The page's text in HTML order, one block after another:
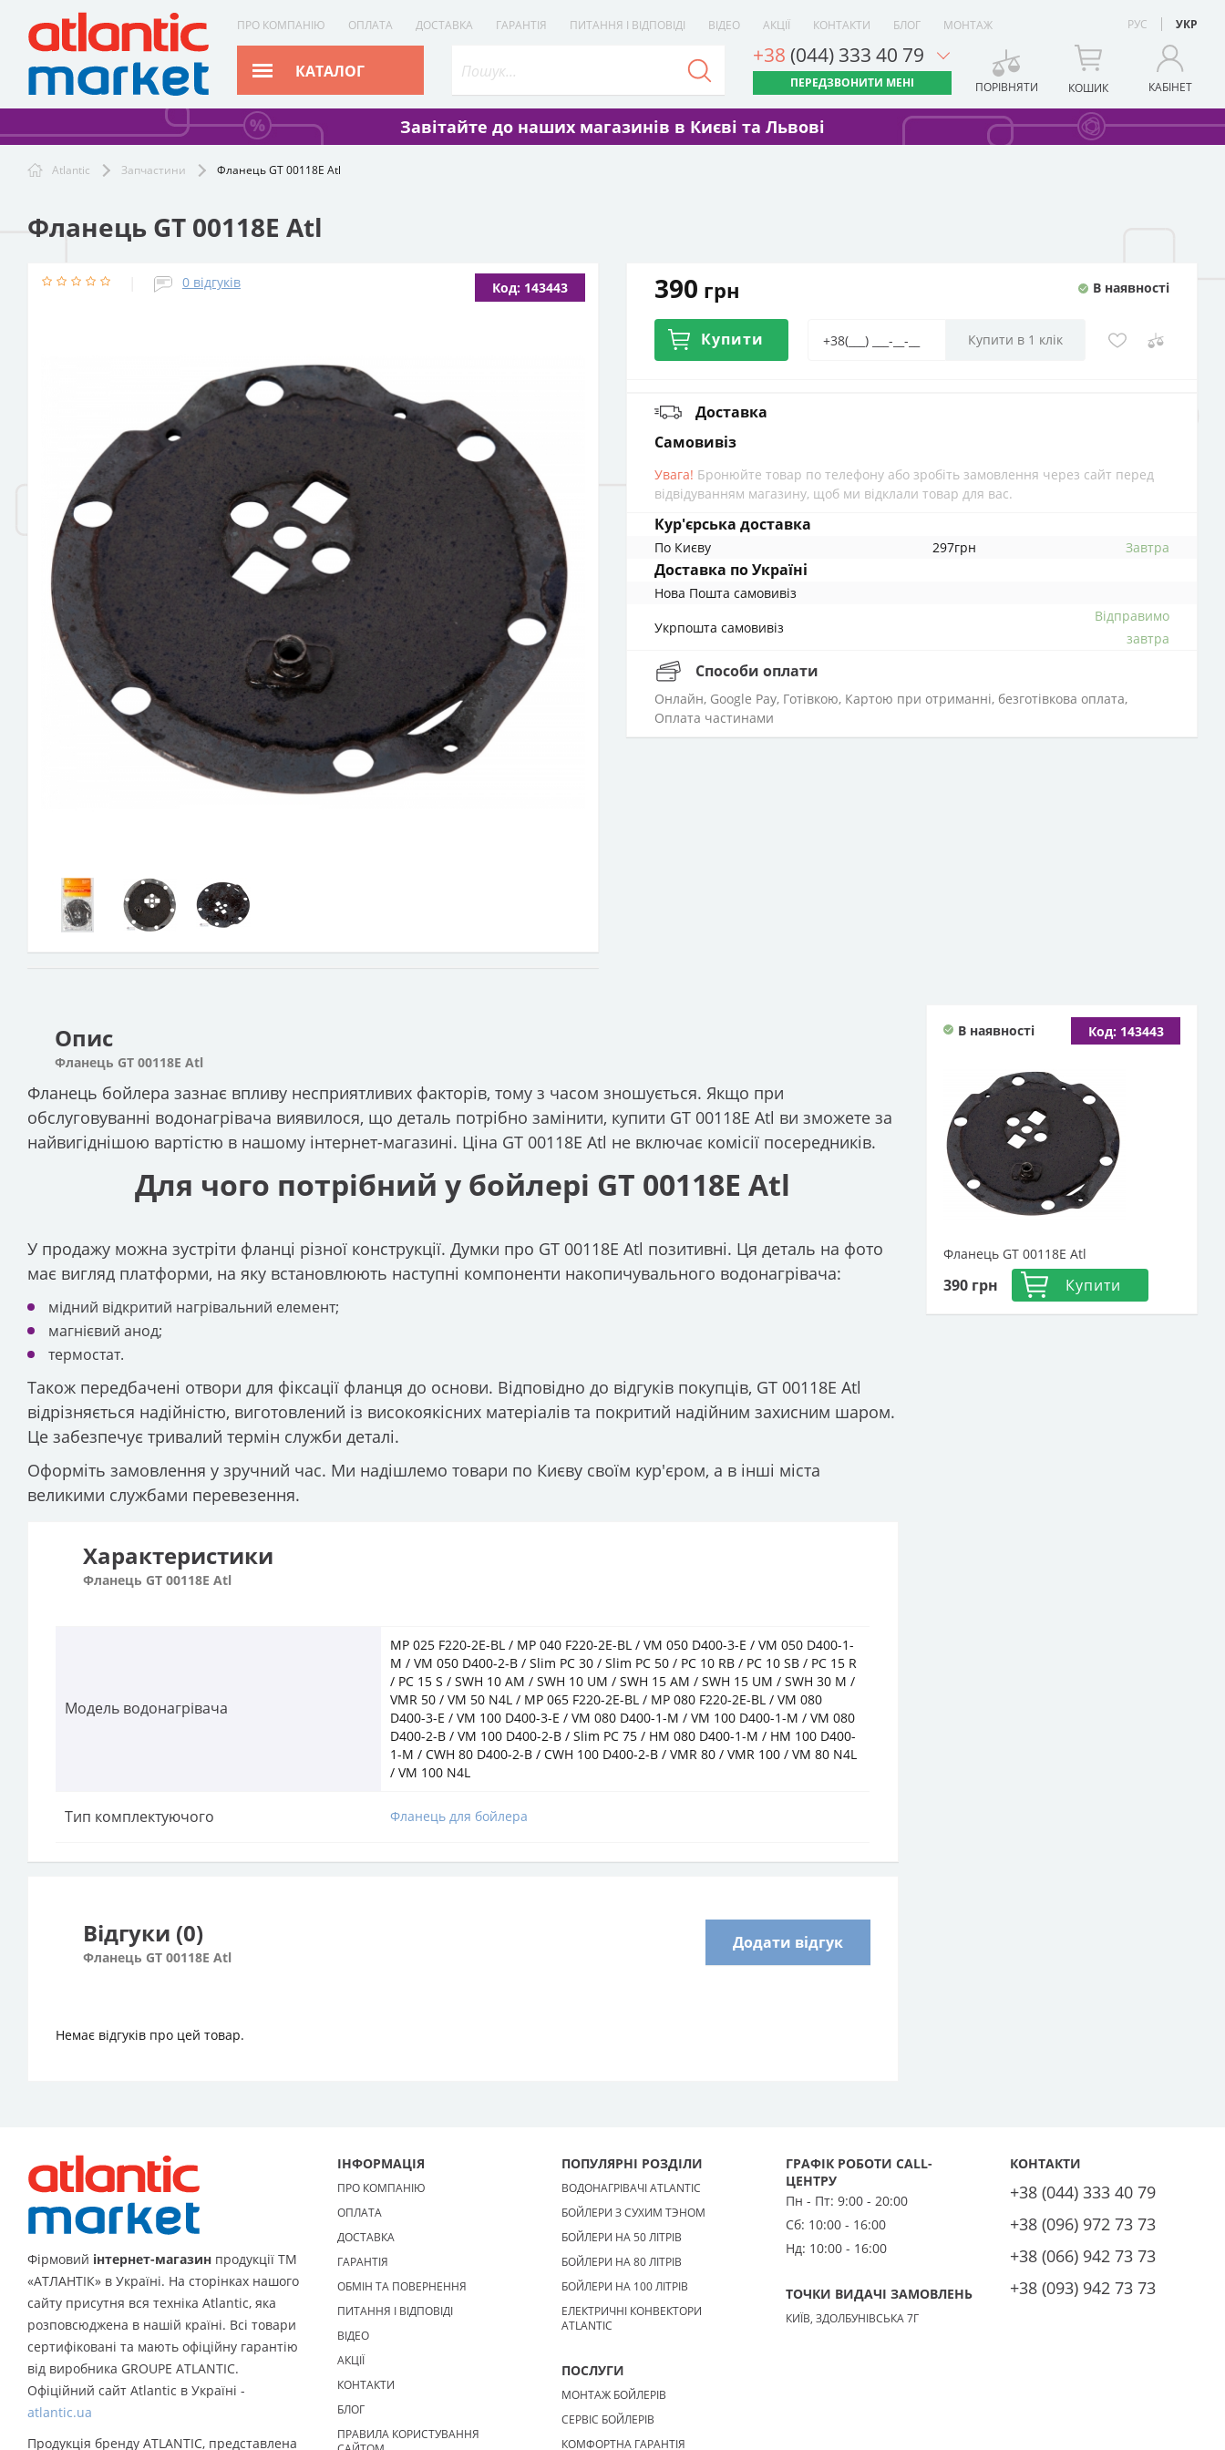
ПРО КОМПАНІЮ ОПЛАТА ДОСТАВКА ГАРАНТІЯ ПИТАННЯ І ВІДПОВІДІ ВІДЕО АКЦІЇ КОНТАКТИ БЛОГ МОНТАЖ РУС УКР
КАТАЛОГ
+38 (044) 333 40 79
ПЕРЕДЗВОНИТИ МЕНІ ПОРІВНЯТИ КОШИК КАБІНЕТ
Завітайте до наших магазинів в Києві та Львові
Atlantic Запчастини Фланець GT 00118E Atl
Фланець GT 00118E Atl
0 відгуків Код: 143443 В наявності
390 грн
Купити
Доставка
cамовивіз
Увага! Бронюйте товар по телефону або зробіть замовлення через сайт перед
відвідуванням магазину, щоб ми відклали товар для вас.
Кур'єрська доставка
По Києву 297грн Завтра
Доставка по Україні
Нова Пошта cамовивіз
Укрпошта cамовивіз
Відправимо
завтра
Способи оплати
Онлайн, Google Pay, Готівкою, Картою при отриманні, безготівкова оплата,
Оплата частинами
Опис
Фланець GT 00118E Atl
Фланець бойлера зазнає впливу несприятливих факторів, тому з часом зношується. Якщо при
обслуговуванні водонагрівача виявилося, що деталь потрібно замінити, купити GT 00118E Atl ви зможете за
найвигіднішою вартістю в нашому інтернет-магазині. Ціна GT 00118E Atl не включає комісії посередників.
Для чого потрібний у бойлері GT 00118E Atl
У продажу можна зустріти фланці різної конструкції. Думки про GT 00118E Atl позитивні. Ця деталь на фото
має вигляд платформи, на яку встановлюють наступні компоненти накопичувального водонагрівача:
мідний відкритий нагрівальний елемент;
магнієвий анод;
термостат.
Також передбачені отвори для фіксації фланця до основи. Відповідно до відгуків покупців, GT 00118E Atl
відрізняється надійністю, виготовлений із високоякісних матеріалів та покритий надійним захисним шаром.
Це забезпечує тривалий термін служби деталі.
Оформіть замовлення у зручний час. Ми надішлемо товари по Києву своїм кур'єром, а в інші міста
великими службами перевезення.
Характеристики
Фланець GT 00118E Atl
Модель водонагрівача
MP 025 F220-2E-BL / MP 040 F220-2E-BL / VM 050 D400-3-E / VM 050 D400-1-
M / VM 050 D400-2-B / Slim PC 30 / Slim PC 50 / PC 10 RB / PC 10 SB / PC 15 R
/ PC 15 S / SWH 10 AM / SWH 10 UM / SWH 15 AM / SWH 15 UM / SWH 30 M /
VMR 50 / VM 50 N4L / MP 065 F220-2E-BL / MP 080 F220-2E-BL / VM 080
D400-3-E / VM 100 D400-3-E / VM 080 D400-1-M / VM 100 D400-1-M / VM 080
D400-2-B / VM 100 D400-2-B / Slim PC 75 / HM 080 D400-1-M / HM 100 D400-
1-M / CWH 80 D400-2-B / CWH 100 D400-2-B / VMR 80 / VMR 100 / VM 80 N4L
/ VM 100 N4L
Тип комплектуючого Фланець для бойлера
Відгуки (0)
Фланець GT 00118E Atl
Додати відгук
Немає відгуків про цей товар.
В наявності Код: 143443
Фланець GT 00118E Atl
390грн Купити
Фірмовий інтернет-магазин продукції ТМ
«АТЛАНТІК» в Україні. На сторінках нашого
сайту присутня вся техніка Atlantic, яка
розповсюджена в нашій країні. Всі товари
сертифіковані та мають офіційну гарантію
від виробника GROUPE ATLANTIC.
Офіційний сайт Atlantic в Україні -
atlantic.ua
Продукція бренду ATLANTIC, представлена
ІНФОРМАЦІЯ
ПРО КОМПАНІЮ
ОПЛАТА
ДОСТАВКА
ГАРАНТІЯ
ОБМІН ТА ПОВЕРНЕННЯ
ПИТАННЯ І ВІДПОВІДІ
ВІДЕО
АКЦІЇ
КОНТАКТИ
БЛОГ
ПРАВИЛА КОРИСТУВАННЯ
ПОПУЛЯРНІ РОЗДІЛИ
ВОДОНАГРІВАЧІ ATLANTIC
БОЙЛЕРИ З СУХИМ ТЭНОМ
БОЙЛЕРИ НА 50 ЛІТРІВ
БОЙЛЕРИ НА 80 ЛІТРІВ
БОЙЛЕРИ НА 100 ЛІТРІВ
ЕЛЕКТРИЧНІ КОНВЕКТОРИ
ATLANTIC
ПОСЛУГИ
МОНТАЖ БОЙЛЕРІВ
СЕРВІС БОЙЛЕРІВ
КОМФОРТНА ГАРАНТІЯ
ГРАФІК РОБОТИ CALL-
ЦЕНТРУ
Пн - Пт: 9:00 - 20:00
Сб: 10:00 - 16:00
Нд: 10:00 - 16:00
ТОЧКИ ВИДАЧІ ЗАМОВЛЕНЬ
КИЇВ, ЗДОЛБУНІВСЬКА 7Г
КОНТАКТИ
+38 (044) 333 40 79
+38 (096) 972 73 73
+38 (066) 942 73 73
+38 (093) 942 73 73